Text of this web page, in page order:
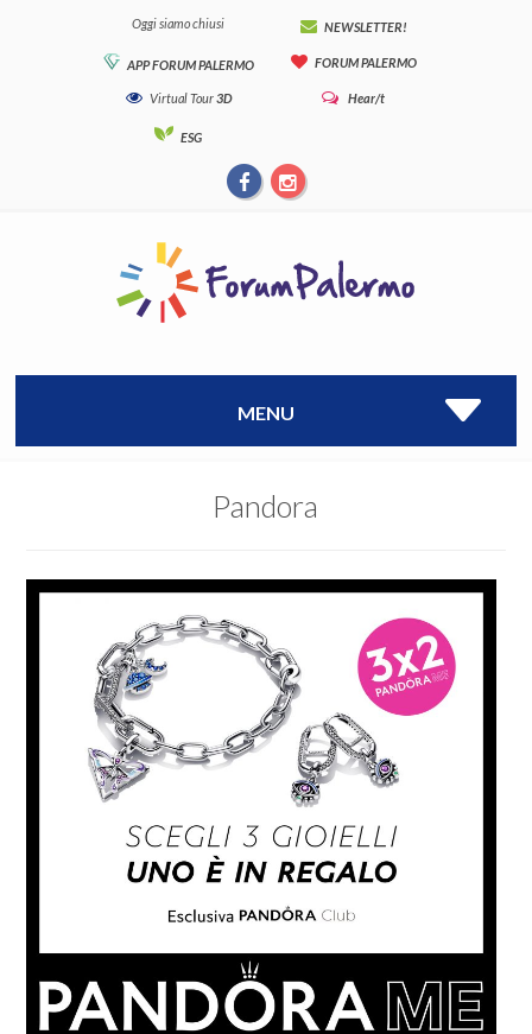
Oggi siamo chiusi NEWSLETTER!
APP FORUM PALERMO FORUM PALERMO
Virtual Tour3D Hear/t
ESG
MENU
Pandora